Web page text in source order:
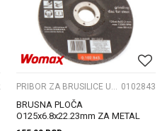
PRIBOR ZA BRUSILICE UGAONE 0102843
BRUSNA PLOČA
O125x6.8x22.23mm ZA METAL